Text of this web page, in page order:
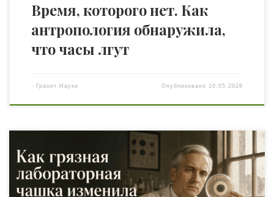
Время, которого нет. Как
антропология обнаружила,
что часы лгут
- Гранит Науки Опубликовано 10.05.2026
Есть в истории науки один очень приятный для
человечества сюжет: иногда великие открытия